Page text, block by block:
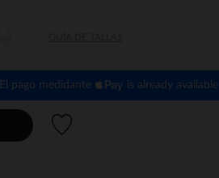
El pago medidante is already available